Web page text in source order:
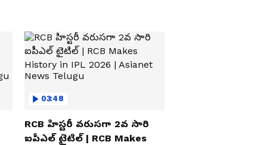
03:48
RCB హిస్టరీ వరుసగా 2వ సారి
ఐపీఎల్ టైటిల్ | RCB Makes